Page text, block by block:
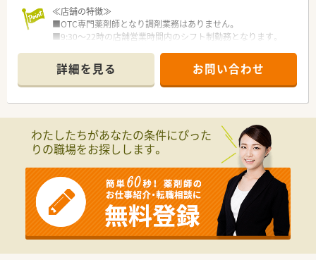
≪店舗の特徴≫
■OTC専門薬剤師となり調剤業務はありません。
■9:30～22時の店舗営業時間内のシフト制勤務となります。
＜企業の特徴＞
■入社時に調剤コースかOTCコースを選択でき、それに応じた教
育プログラムを受講することができます。もちろん途中でコー
■1店舗2ライン制により専門業務を分担しているので、日用雑
貨の商品補充や店舗の売上利益にとらわれることなく、調剤業務
やOTCカウンセリングなど「薬剤師の仕事」に集中することがで
きます。
■育休休業を3歳まで延長できる制度、時短勤務は子供が中学1
年生になるまで、復職フォロー制度など育児支援が充実していま
す。
■医薬品・化粧品・日用雑貨などを社員価格で購入できる「社員購
買割引制度」や「奨学金返済サポート制度」、「定期 健康診断・人
間ドッグ・がん検診補助制度」など各種福利制度も充実。
詳細を見る お問い合わせ
わたしたちがあなたの条件にぴった
りの職場をお探しします。